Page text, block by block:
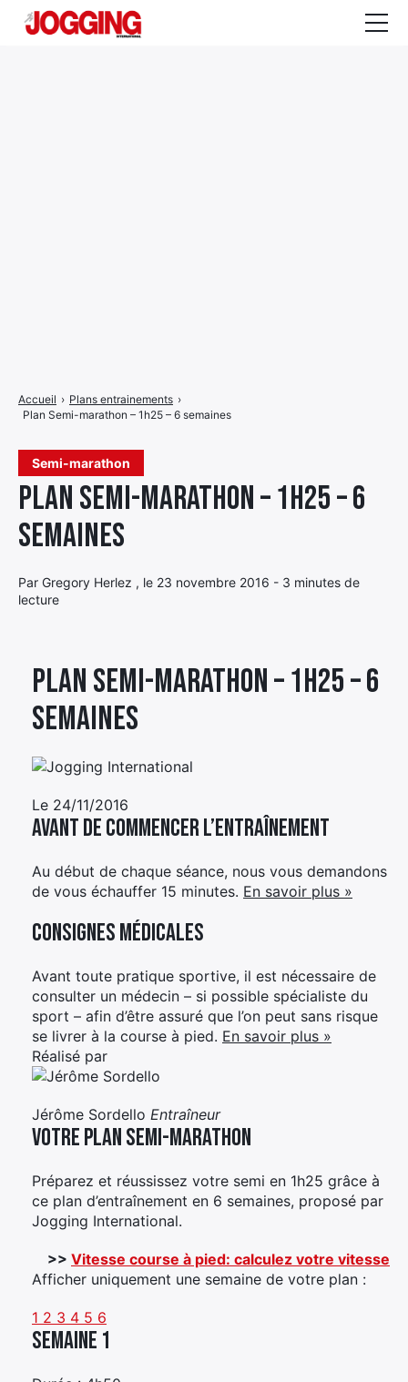
Semi-marathon
Plan Semi-marathon – 1h25 – 6
semaines
Par Gregory Herlez , le 23 novembre 2016 - 3 minutes de
lecture
Accueil › Plans entrainements ›
Plan Semi-marathon – 1h25 – 6 semaines
Plan Semi-marathon – 1h25 – 6
semaines
Le 24/11/2016
Avant de commencer l’entraînement
Au début de chaque séance, nous vous demandons
de vous échauffer 15 minutes. En savoir plus »
Consignes médicales
Avant toute pratique sportive, il est nécessaire de
consulter un médecin – si possible spécialiste du
sport – afin d’être assuré que l’on peut sans risque
se livrer à la course à pied. En savoir plus »
Réalisé par
Jérôme Sordello Entraîneur
Votre plan Semi-marathon
Préparez et réussissez votre semi en 1h25 grâce à
ce plan d’entraînement en 6 semaines, proposé par
Jogging International.
>> Vitesse course à pied: calculez votre vitesse
Afficher uniquement une semaine de votre plan :
1 2 3 4 5 6
Semaine 1
menu
menumenu